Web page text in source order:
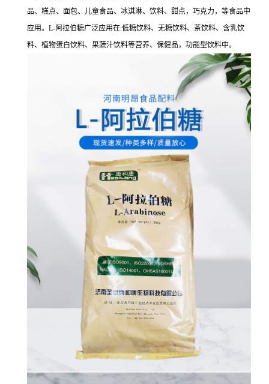
品、糕点、面包、儿童食品、冰淇淋、饮料、甜点，巧克力，等食品中
应用。L-阿拉伯糖广泛应用在:低糖饮料、无糖饮料、茶饮料、含乳饮
料、植物蛋白饮料、果蔬汁饮料等营养、保健品，功能型饮料中。